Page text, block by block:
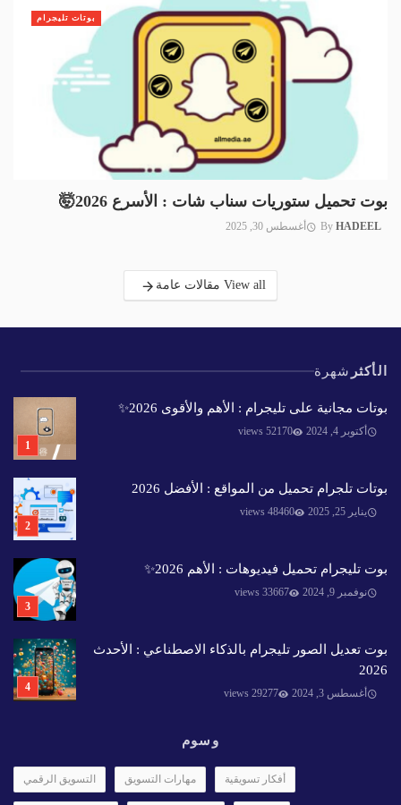
بوت تحميل ستوريات سناب شات : الأسرع 2026🤯
By HADEEL أغسطس 30, 2025
بوتات تليجرام
View all مقالات عامة
الأكثر شهرة
بوتات مجانية على تليجرام : الأهم والأقوى 2026✨️
أكتوبر 4, 2024 52170 views
بوتات تلجرام تحميل من المواقع : الأفضل 2026
يناير 25, 2025 48460 views
بوت تليجرام تحميل فيديوهات : الأهم 2026✨️
نوفمبر 9, 2024 33667 views
بوت تعديل الصور تليجرام بالذكاء الاصطناعي : الأحدث
2026
أغسطس 3, 2024 29277 views
وسوم
التسويق الرقمي مهارات التسويق أفكار تسويقية